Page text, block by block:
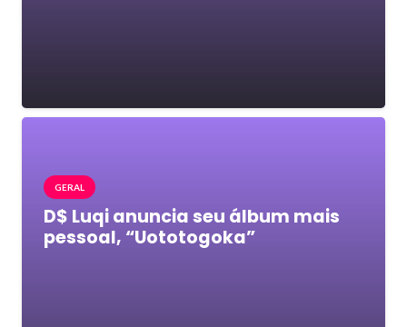
GERAL
D$ Luqi anuncia seu álbum mais
pessoal, “Uototogoka”